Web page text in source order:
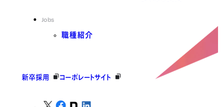
Jobs
職種紹介
新卒採用 コーポレートサイト